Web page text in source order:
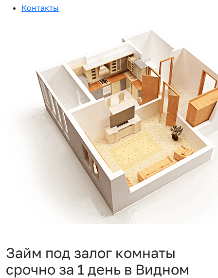
Контакты
Займ под залог комнаты
срочно за 1 день в Видном